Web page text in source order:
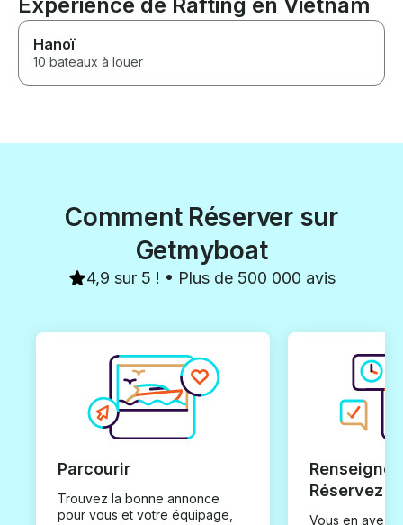
Hanoï
10 bateaux à louer
Comment Réserver sur
Getmyboat
4,9 sur 5 ! • Plus de 500 000 avis
Parcourir
Trouvez la bonne annonce
pour vous et votre équipage,
Réservez
Vous en avez